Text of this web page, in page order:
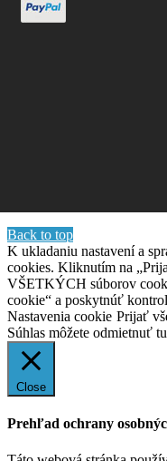
Back to top
K ukladaniu nastavení a
cookies. Kliknutím na
VŠETKÝCH súborov
cookie“ a poskytnúť
Nastavenia cookie Prijať
Súhlas môžete odmietnuť
Close
Prehľad ochrany